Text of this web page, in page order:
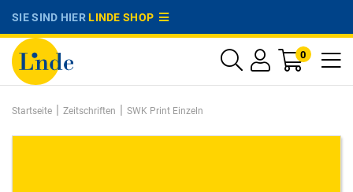
SIE SIND HIERLINDE SHOP
0
Startseite | Zeitschriften | SWK Print Einzeln